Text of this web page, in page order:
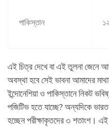
পাকিস্তান
এই চিত্র দেখে বা এই তুলনা জেনে
অবস্থা হবে সেই ভাবনা আমাদের
ইন্দোনেশিয়া ও পাকিস্তানে নিকট
পজিটিভ হতে যাচ্ছে? অন্যদিকে
হচ্ছেন পরীক্ষাকৃতদের ৩ শতাংশ। এই